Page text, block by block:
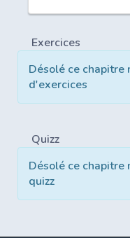
Exercices
Désolé ce chapitre
d'exercices
Quizz
Désolé ce chapitre
quizz